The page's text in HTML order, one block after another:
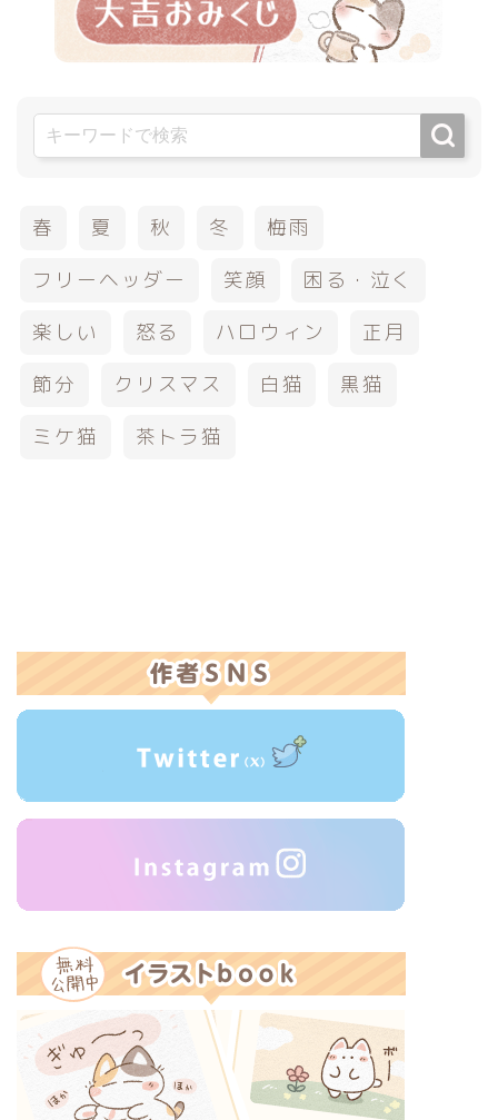
春 夏 秋 冬
梅雨
フリーヘッダー
笑顔
困る・泣く
楽しい
怒る ハロウィン
正月
節分
クリスマス 白猫
黒猫
ミケ猫
茶トラ猫